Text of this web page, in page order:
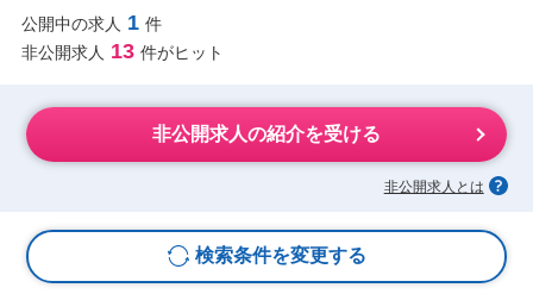
公開中の求人 1 件
非公開求人 13 件がヒット
非公開求人の紹介を受ける
非公開求人とは
検索条件を変更する